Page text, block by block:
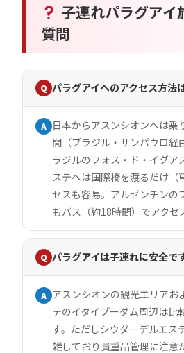
子連れパラグアイ
質問
Q パラグアイへのアクセス方法
A 日本からアスンシオンへは乗
間（ブラジル・サンパウロ経
ラジルのフォス・ド・イグア
ステへは国際橋を渡るだけ（
セスも容易。アルゼンチンの
もバス（約18時間）でアクセ
Q パラグアイは子連れに安全で
A アスンシオンの観光エリアお
テのイタイプーダム周辺は比
す。ただしシウダーデルエス
雑しており貴重品管理に注意